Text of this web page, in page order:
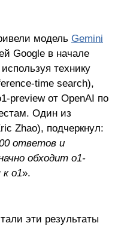
модель Gemini
Google в начале
технику
time search),
preview от OpenAI по
Один из
Zhao), подчеркнул:
ответов и
обходит o1-
o1».
эти результаты